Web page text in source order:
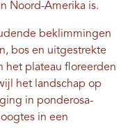
Noord-Amerika is.
beklimmingen
bos en uitgestrekte
het plateau floreerden
het landschap op
in ponderosa-
in een